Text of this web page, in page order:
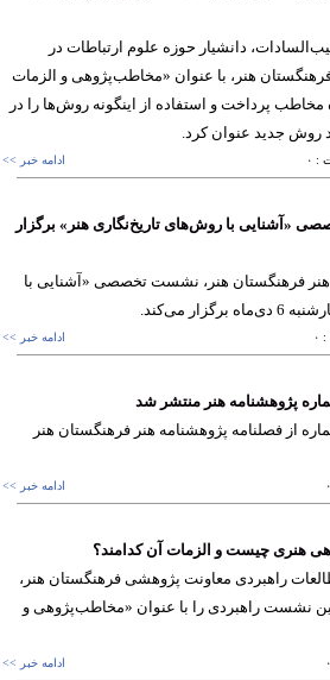
دانشیار حوزه علوم ارتباطات در
هنر، با عنوان «مخاطب‌پژوهی و الزمات
پرداخت و استفاده از اینگونه روش‌ها را در
جدید عنوان کرد.
ادامه خبر >>
با روش‌های تاریخ‌نگاری هنر» برگزار
فرهنگستان هنر، نشست تخصصی «آشنایی با
ادامه خبر >>
پژوهشنامه هنر منتشر شد
از فصلنامه پژوهشنامه هنر فرهنگستان هنر
ادامه خبر >>
هنری چیست و الزمات آن کدامند؟
راهبردی معاونت پژوهشی فرهنگستان هنر،
نشست راهبردی را با عنوان «مخاطب‌پژوهی و
ادامه خبر >>